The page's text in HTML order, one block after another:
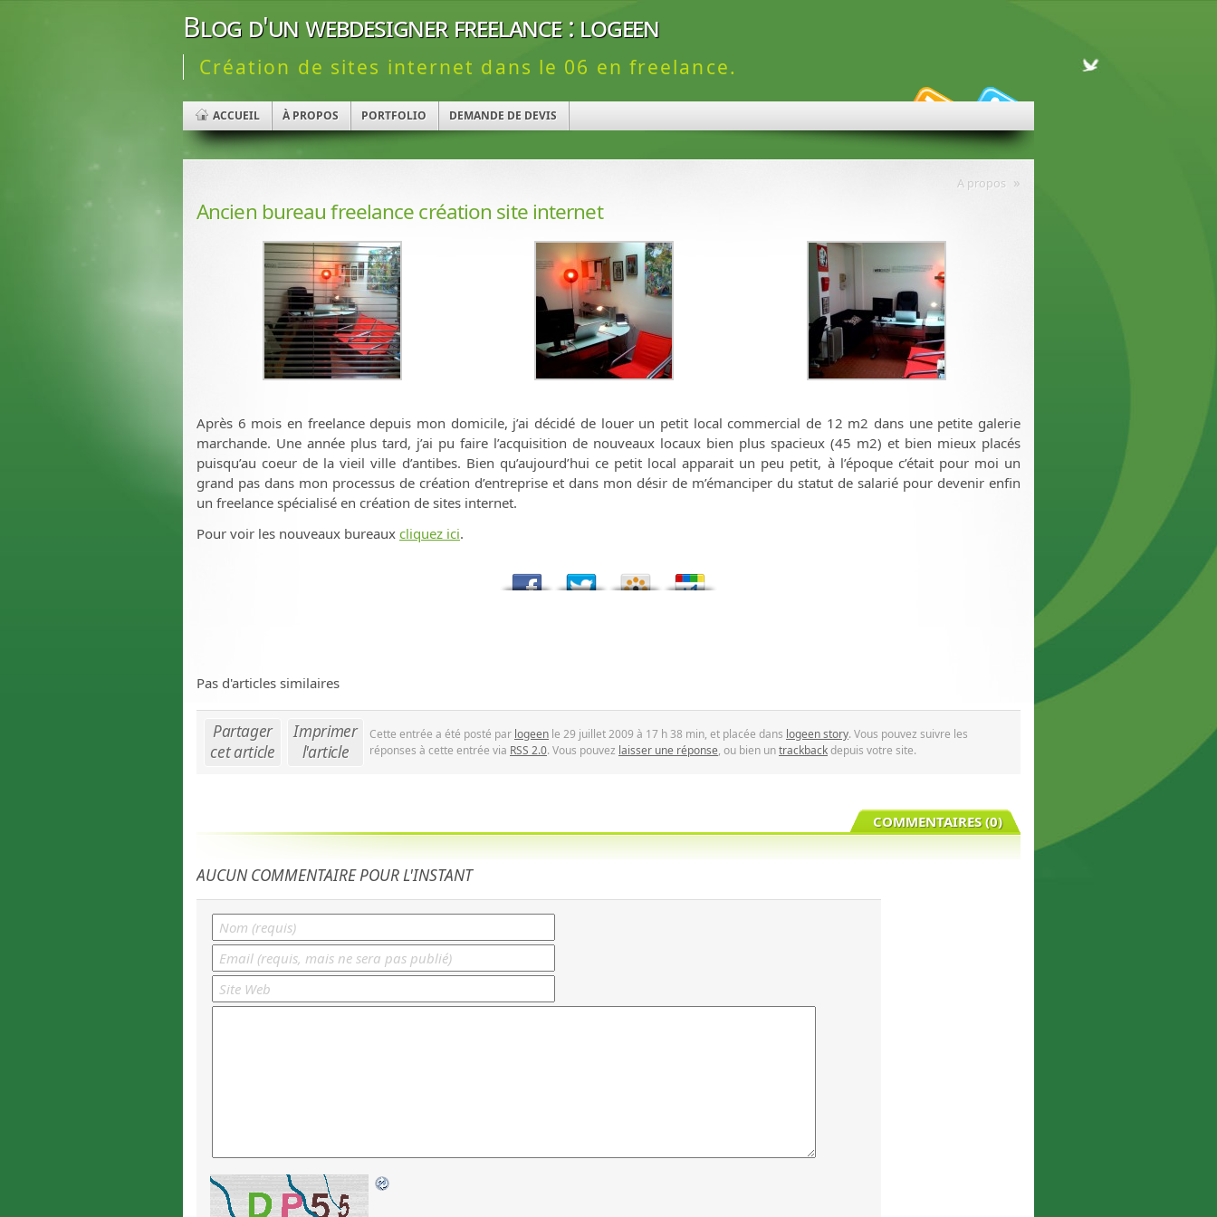
Blog d'un webdesigner freelance : logeen
Création de sites internet dans le 06 en freelance.
ACCUEIL À PROPOS PORTFOLIO DEMANDE DE DEVIS
A propos »
Ancien bureau freelance création site internet
Après 6 mois en freelance depuis mon domicile, j’ai décidé de louer un petit local commercial de 12 m2 dans une petite galerie
marchande. Une année plus tard, j’ai pu faire l’acquisition de nouveaux locaux bien plus spacieux (45 m2) et bien mieux placés
puisqu’au coeur de la vieil ville d’antibes. Bien qu’aujourd’hui ce petit local apparait un peu petit, à l’époque c’était pour moi un
grand pas dans mon processus de création d’entreprise et dans mon désir de m’émanciper du statut de salarié pour devenir enfin
un freelance spécialisé en création de sites internet.
Pour voir les nouveaux bureaux cliquez ici.
Pas d'articles similaires
Partager
cet article
Imprimer
l'article
Cette entrée a été posté par logeen le 29 juillet 2009 à 17 h 38 min, et placée dans logeen story. Vous pouvez suivre les
réponses à cette entrée via RSS 2.0. Vous pouvez laisser une réponse, ou bien untrackbackdepuis votre site.
COMMENTAIRES (0)
AUCUN COMMENTAIRE POUR L'INSTANT